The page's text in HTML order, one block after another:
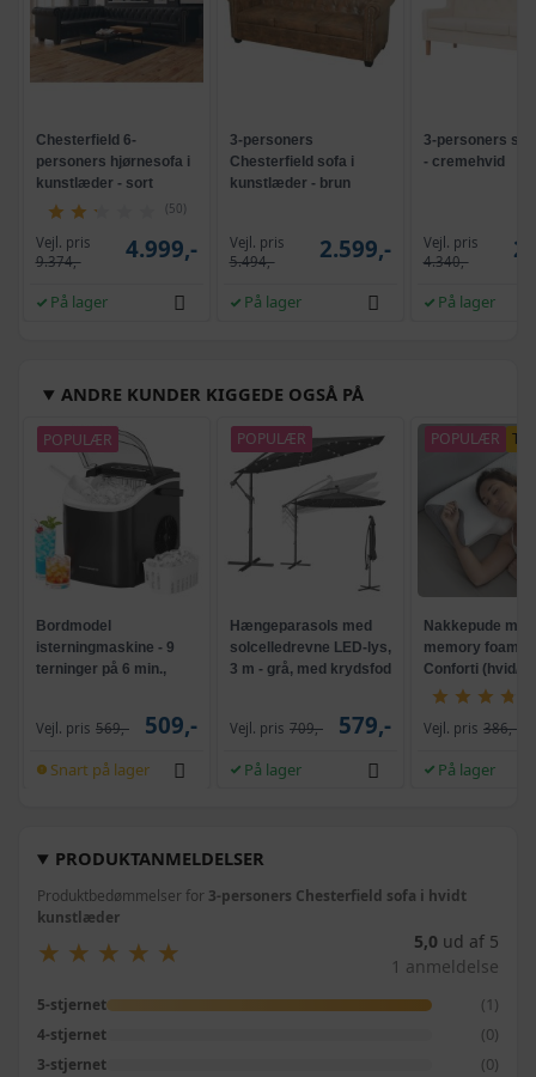
PRODUKTANMELDELSER
Produktbedømmelser for 3-personers Chesterfield sofa i hvidt
kunstlæder
★
★ ★
★ ★
★ ★
★ ★
★ 5,0 ud af 5
1 anmeldelse
5-stjernet (1)
4-stjernet (0)
3-stjernet (0)
Chesterfield 6-
personers hjørnesofa i
kunstlæder - sort
(50)
Vejl. pris
9.374,-
4.999,-
På lager
3-personers
Chesterfield sofa i
kunstlæder - brun
Vejl. pris
5.494,-
2.599,-
På lager
3-personers
- cremehvid
Vejl. pris
4.340,-
På lager
ANDRE KUNDER KIGGEDE OGSÅ PÅ
POPULÆR
Bordmodel
isterningmaskine - 9
terninger på 6 min.,
Vejl. pris 569,- 509,-
Snart på lager
POPULÆR
Hængeparasols med
solcelledrevne LED-lys,
3 m - grå, med krydsfod
Vejl. pris 709,- 579,-
På lager
POPULÆR
Nakkepude med
memory foam -
Conforti (hvid/
Vejl. pris 386,-
På lager